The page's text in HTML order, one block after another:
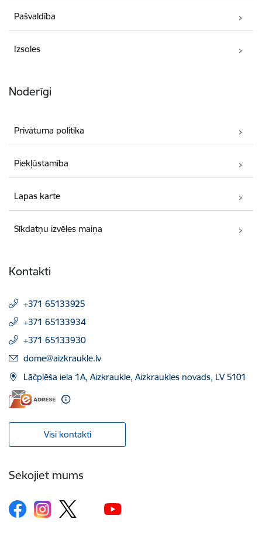
Pašvaldība
Izsoles
Noderīgi
Privātuma politika
Piekļūstamība
Lapas karte
Sīkdatņu izvēles maiņa
Kontakti
+371 65133925
+371 65133934
+371 65133930
E-pasts:
dome@aizkraukle.lv
Lāčplēša iela 1A, Aizkraukle, Aizkraukles novads, LV 5101
Visi kontakti
Sekojiet mums